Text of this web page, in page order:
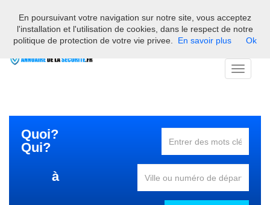
Bienvenue sur l'annuaire des professionnels français de la
sécurité
Toggle
Quoi?
Qui?
à
En poursuivant votre navigation sur notre site, vous acceptez
l'installation et l'utilisation de cookies, dans le respect de notre
politique de protection de votre vie privee.
En savoir plus Ok